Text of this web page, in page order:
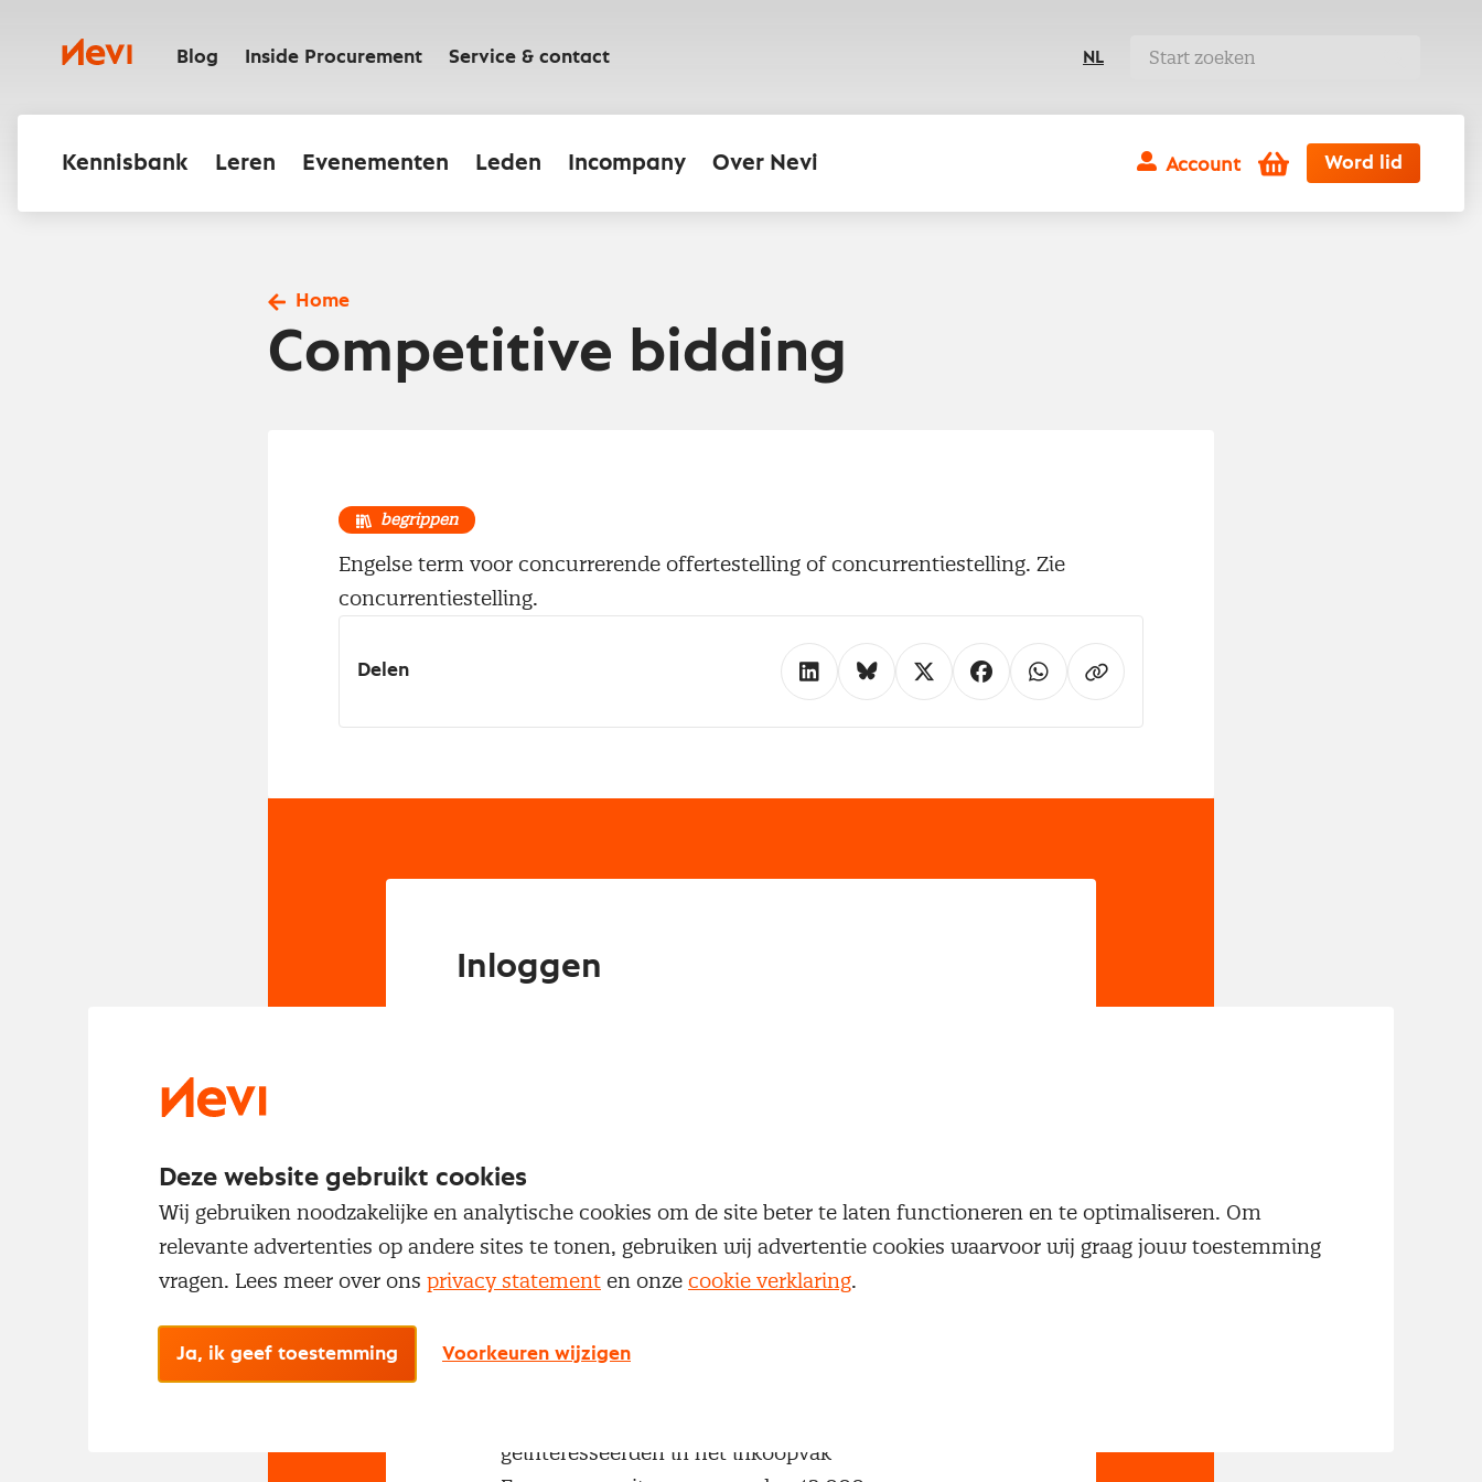
inhoudNevi Blog Inside Procurement Service & contact NL
Kennisbank Leren Evenementen Leden Incompany Over Nevi Account Winkelwagen
Word lid
Home
Competitive bidding
begrippen
Engelse term voor concurrerende offertestelling of concurrentiestelling. Zie
concurrentiestelling.
Delen
Inloggen
Met een Nevi account krijg je gratis toegang tot:
geïnteresseerden in het inkoopvak
Deze website gebruikt cookies
Wij gebruiken noodzakelijke en analytische cookies om de site beter te laten functioneren en te optimaliseren. Om
relevante advertenties op andere sites te tonen, gebruiken wij advertentie cookies waarvoor wij graag jouw toestemming
vragen. Lees meer over ons privacy statement en onze cookie verklaring.
Ja, ik geef toestemming Voorkeuren wijzigen